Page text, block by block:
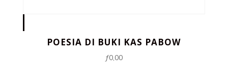
POESIA DI BUKI KAS PABOW
ƒ0,00